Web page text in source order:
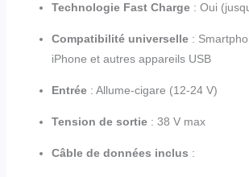
Technologie Fast Charge: Oui
Compatibilité universelle:
iPhone et autres appareils USB
Entrée: Allume-cigare (12-24 V)
Tension de sortie: 38 V max
Câble de données inclus :